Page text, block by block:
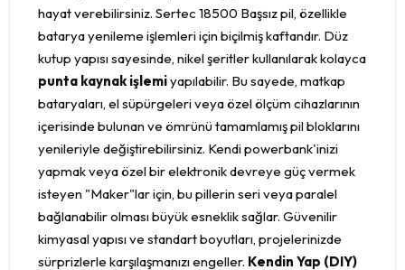
hayat verebilirsiniz. Sertec 18500 Başsız pil, özellikle
batarya yenileme işlemleri için biçilmiş kaftandır. Düz
kutup yapısı sayesinde, nikel şeritler kullanılarak kolayca
punta kaynak işlemiyapılabilir. Bu sayede, matkap
bataryaları, el süpürgeleri veya özel ölçüm cihazlarının
içerisinde bulunan ve ömrünü tamamlamış pil bloklarını
yenileriyle değiştirebilirsiniz. Kendi powerbank'inizi
yapmak veya özel bir elektronik devreye güç vermek
isteyen "Maker"lar için, bu pillerin seri veya paralel
bağlanabilir olması büyük esneklik sağlar. Güvenilir
kimyasal yapısı ve standart boyutları, projelerinizde
sürprizlerle karşılaşmanızı engeller. Kendin Yap (DIY)